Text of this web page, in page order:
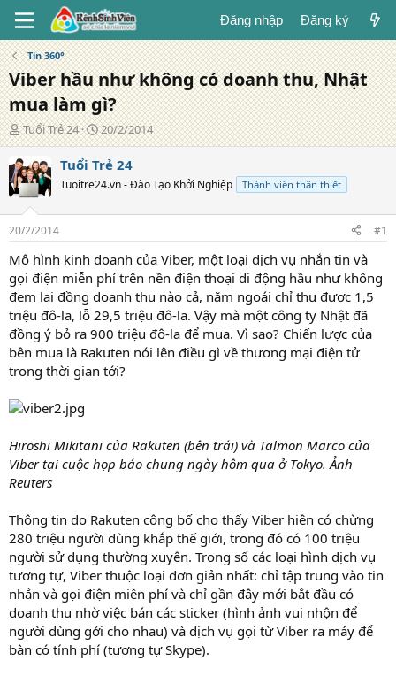
Đăng nhập Đăng ký
Tin 360°
Viber hầu như không có doanh thu, Nhật
mua làm gì?
T
á
c
g
i
ả
Tuổi Trẻ 24
N
g
à
đ
g
20/2/2014
Tuổi Trẻ 24
Tuoitre24.vn - Đào Tạo Khởi Nghiệp Thành viên thân thiết
20/2/2014 #1
Mô hình kinh doanh của Viber, một loại dịch vụ nhắn tin và
gọi điện miễn phí trên nền điện thoại di động hầu như không
đem lại đồng doanh thu nào cả, năm ngoái chỉ thu được 1,5
triệu đô-la, lỗ 29,5 triệu đô-la. Vậy mà một công ty Nhật đã
đồng ý bỏ ra 900 triệu đô-la để mua. Vì sao? Chiến lược của
bên mua là Rakuten nói lên điều gì về thương mại điện tử
trong thời gian tới?
Hiroshi Mikitani của Rakuten (bên trái) và Talmon Marco của
Viber tại cuộc họp báo chung ngày hôm qua ở Tokyo. Ảnh
Reuters
Thông tin do Rakuten công bố cho thấy Viber hiện có chừng
280 triệu người dùng khắp thế giới, trong đó có 100 triệu
người sử dụng thường xuyên. Trong số các loại hình dịch vụ
tương tự, Viber thuộc loại đơn giản nhất: chỉ tập trung vào tin
nhắn và gọi điện miễn phí và chỉ gần đây mới bắt đầu có
doanh thu nhờ việc bán các sticker (hình ảnh vui nhộn để
người dùng gởi cho nhau) và dịch vụ gọi từ Viber ra máy để
bàn có tính phí (tương tự Skype).